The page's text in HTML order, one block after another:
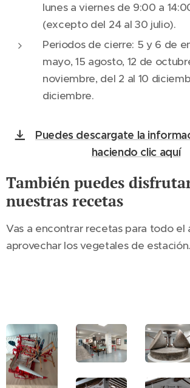
lunes a viernes de 9:00 a
(excepto del 24 al 30 julio).
Periodos de cierre: 5 y 6 de
mayo, 15 agosto, 12 de
noviembre, del 2 al 10
diciembre.
Puedes descargate la
haciendo clic aquí
También puedes
nuestras recetas
Vas a encontrar recetas para todo el
aprovechar los vegetales de estación.